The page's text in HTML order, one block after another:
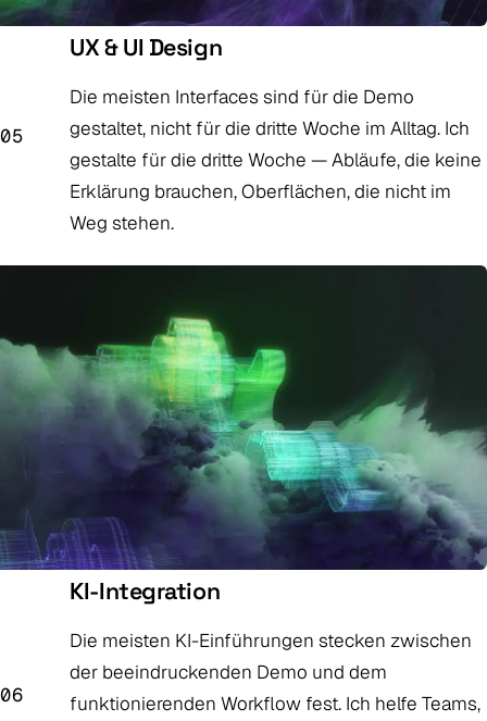
05
UX & UI Design
Die meisten Interfaces sind für die Demo
gestaltet, nicht für die dritte Woche im Alltag. Ich
gestalte für die dritte Woche — Abläufe, die keine
Erklärung brauchen, Oberflächen, die nicht im
Weg stehen.
06
KI-Integration
Die meisten KI-Einführungen stecken zwischen
der beeindruckenden Demo und dem
funktionierenden Workflow fest. Ich helfe Teams,